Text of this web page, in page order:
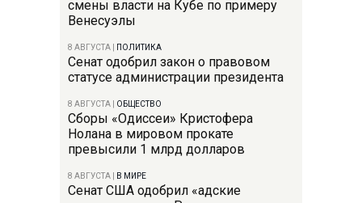
смены власти на Кубе по примеру
Венесуэлы
8 АВГУСТА ПОЛИТИКА
Сенат одобрил закон о правовом
статусе администрации президента
8 АВГУСТА ОБЩЕСТВО
Сборы «Одиссеи» Кристофера
Нолана в мировом прокате
превысили 1 млрд долларов
8 АВГУСТА В МИРЕ
Сенат США одобрил «адские